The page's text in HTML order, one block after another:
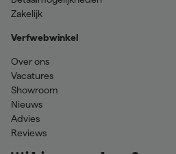
Zakelijk
Verfwebwinkel
Over ons
Vacatures
Showroom
Nieuws
Advies
Reviews